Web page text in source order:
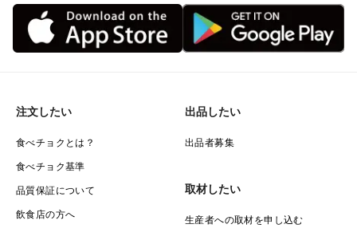
注文したい
食べチョクとは？
食べチョク基準
品質保証について
飲食店の方へ
出品したい
出品者募集
取材したい
生産者への取材を申し込む